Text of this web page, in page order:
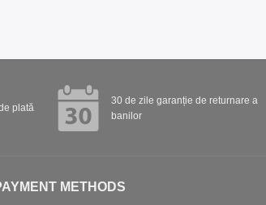
plată
30 de zile garanție de returnare a
banilor
METHODS